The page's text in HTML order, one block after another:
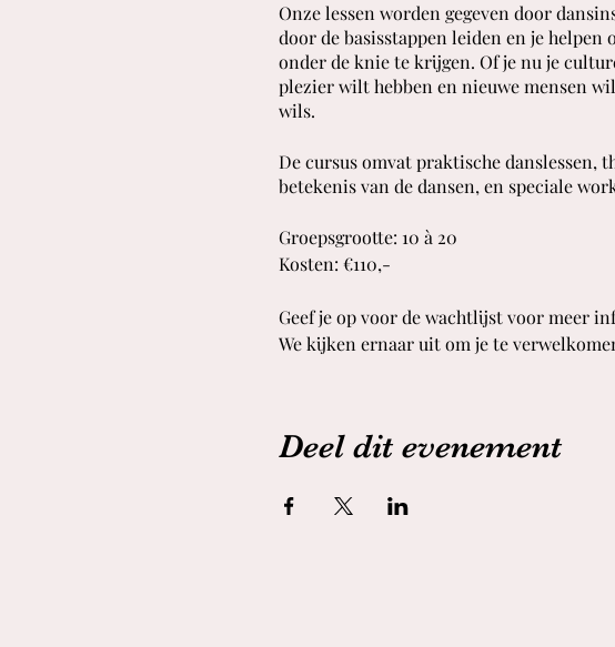
Onze lessen worden gegeven door
door de basisstappen leiden en je
onder de knie te krijgen. Of je nu je
plezier wilt hebben en nieuwe mensen
wils.
De cursus omvat praktische danslessen,
betekenis van de dansen, en speciale
Groepsgrootte: 10 à 20
Kosten: €110,-
Geef je op voor de wachtlijst voor meer
We kijken ernaar uit om je te
Deel dit evenement